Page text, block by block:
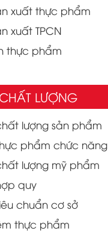
xuất thực phẩm
xuất TPCN
thực phẩm
LƯỢNG
lượng sản phẩm
phẩm chức năng
lượng mỹ phẩm
quy
chuẩn cơ sở
thực phẩm